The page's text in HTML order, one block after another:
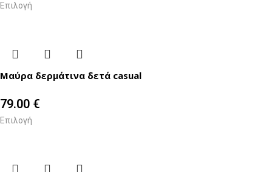
Επιλογή
Μαύρα δερμάτινα δετά casual
79.00 €
Επιλογή